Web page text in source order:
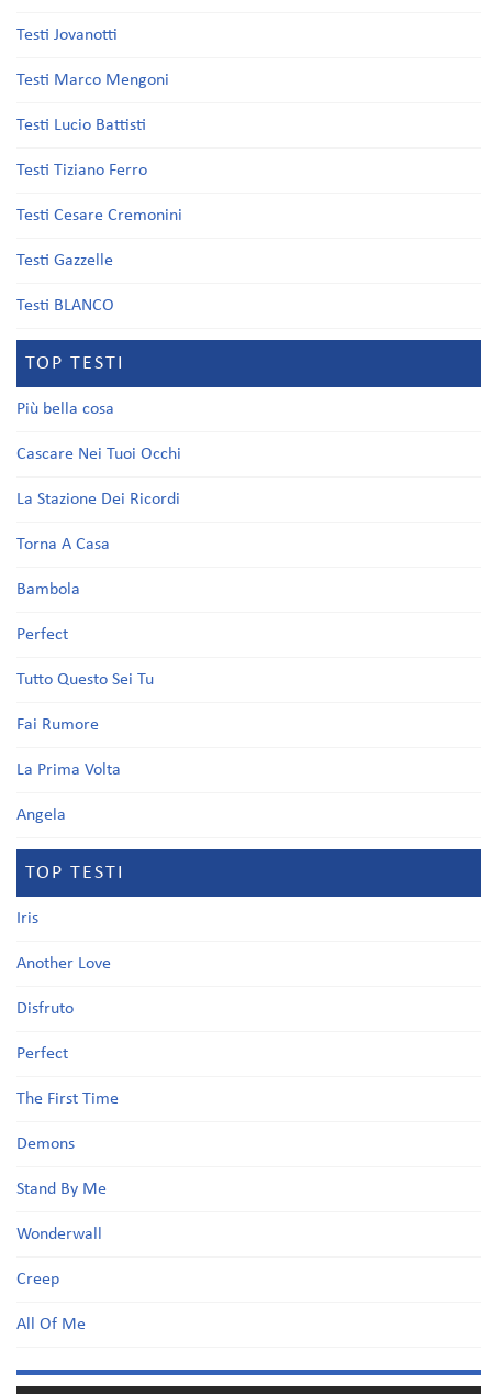
Testi Jovanotti
Testi Marco Mengoni
Testi Lucio Battisti
Testi Tiziano Ferro
Testi Cesare Cremonini
Testi Gazzelle
Testi BLANCO
TOP TESTI
Più bella cosa
Cascare Nei Tuoi Occhi
La Stazione Dei Ricordi
Torna A Casa
Bambola
Perfect
Tutto Questo Sei Tu
Fai Rumore
La Prima Volta
Angela
TOP TESTI
Iris
Another Love
Disfruto
Perfect
The First Time
Demons
Stand By Me
Wonderwall
Creep
All Of Me